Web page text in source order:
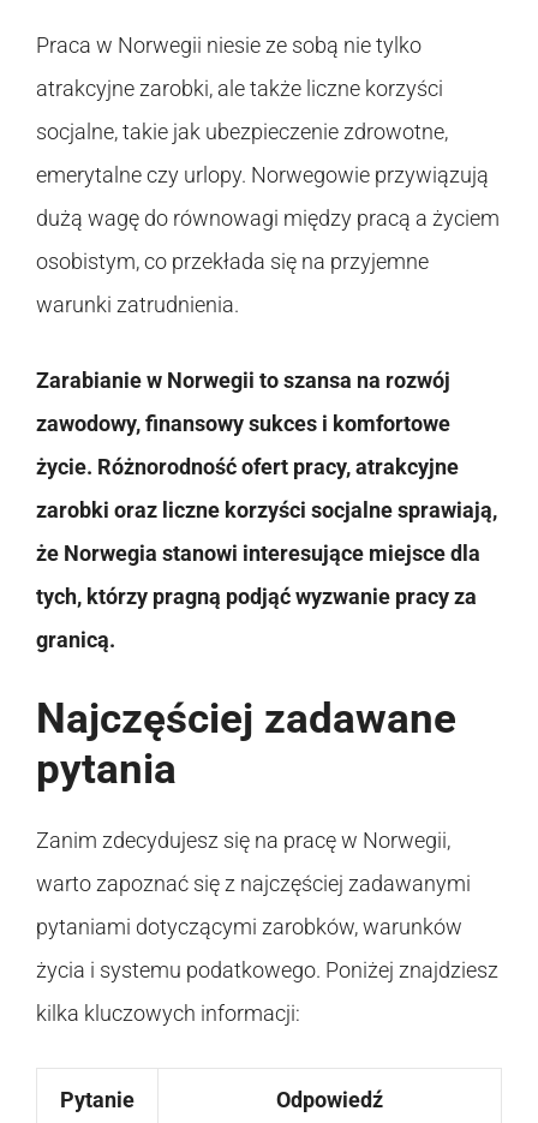
Praca w Norwegii niesie ze sobą nie tylko
atrakcyjne zarobki, ale także liczne korzyści
socjalne, takie jak ubezpieczenie zdrowotne,
emerytalne czy urlopy. Norwegowie przywiązują
dużą wagę do równowagi między pracą a życiem
osobistym, co przekłada się na przyjemne
warunki zatrudnienia.
Zarabianie w Norwegii to szansa na rozwój
zawodowy, finansowy sukces i komfortowe
życie. Różnorodność ofert pracy, atrakcyjne
zarobki oraz liczne korzyści socjalne sprawiają,
że Norwegia stanowi interesujące miejsce dla
tych, którzy pragną podjąć wyzwanie pracy za
granicą.
Najczęściej zadawane
pytania
Zanim zdecydujesz się na pracę w Norwegii,
warto zapoznać się z najczęściej zadawanymi
pytaniami dotyczącymi zarobków, warunków
życia i systemu podatkowego. Poniżej znajdziesz
kilka kluczowych informacji:
Pytanie Odpowiedź